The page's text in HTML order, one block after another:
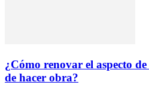
¿Cómo renovar el aspecto
de hacer obra?